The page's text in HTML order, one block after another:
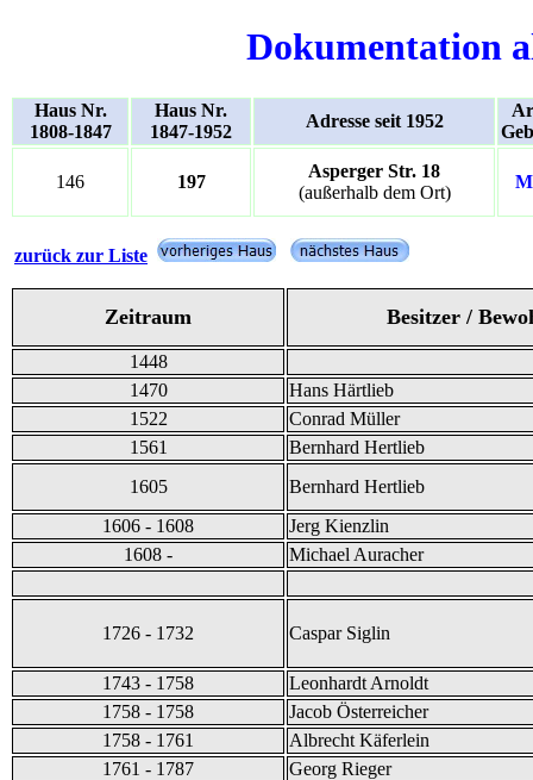
Dokumentation
Haus Nr.
1808-1847
Haus Nr.
1847-1952
Adresse seit 1952
146 197
Asperger Str. 18
(außerhalb dem Ort)
zurück zur Liste
Zeitraum Besitzer /
1448
1470
Hans Härtlieb
1522
Conrad Müller
1561
Bernhard Hertlieb
1605
Bernhard Hertlieb
1606 - 1608
Jerg Kienzlin
1608 -
Michael Auracher
1726 - 1732 Caspar Siglin
1743 - 1758
Leonhardt Arnoldt
1758 - 1758
Jacob Österreicher
1758 - 1761
Albrecht Käferlein
1761 - 1787
Georg Rieger